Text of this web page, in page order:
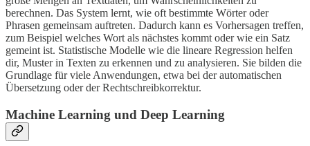
berechnen. Das System lernt, wie oft bestimmte Wörter oder
Phrasen gemeinsam auftreten. Dadurch kann es Vorhersagen treffen,
zum Beispiel welches Wort als nächstes kommt oder wie ein Satz
gemeint ist. Statistische Modelle wie die lineare Regression helfen
dir, Muster in Texten zu erkennen und zu analysieren. Sie bilden die
Grundlage für viele Anwendungen, etwa bei der automatischen
Übersetzung oder der Rechtschreibkorrektur.
Machine Learning und Deep Learning